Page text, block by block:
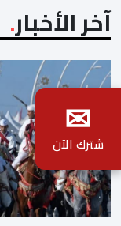
آخر الأخبار
✉
شترك الآن